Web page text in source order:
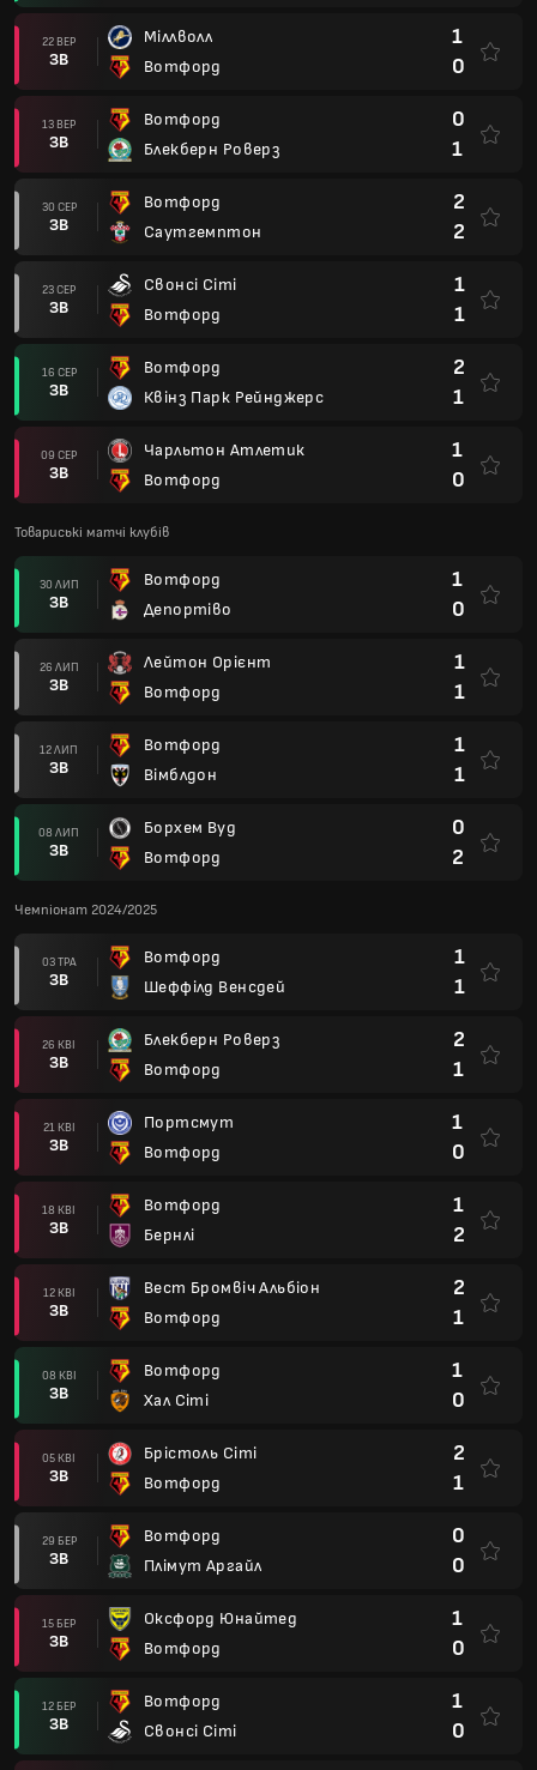
22 ВЕР
ЗВ
Міллволл
Вотфорд
1
0
13 ВЕР
ЗВ
Вотфорд
Блекберн Роверз
0
1
30 СЕР
ЗВ
Вотфорд
Саутгемптон
2
2
23 СЕР
ЗВ
Свонсі Сіті
Вотфорд
1
1
16 СЕР
ЗВ
Вотфорд
Квінз Парк Рейнджерс
2
1
09 СЕР
ЗВ
Чарльтон Атлетик
Вотфорд
1
0
Товариські матчі клубів
30 ЛИП
ЗВ
Вотфорд
Депортіво
1
0
26 ЛИП
ЗВ
Лейтон Орієнт
Вотфорд
1
1
12 ЛИП
ЗВ
Вотфорд
Вімблдон
1
1
08 ЛИП
ЗВ
Борхем Вуд
Вотфорд
0
2
Чемпіонат 2024/2025
03 ТРА
ЗВ
Вотфорд
Шеффілд Венсдей
1
1
26 КВІ
ЗВ
Блекберн Роверз
Вотфорд
2
1
21 КВІ
ЗВ
Портсмут
Вотфорд
1
0
18 КВІ
ЗВ
Вотфорд
Бернлі
1
2
12 КВІ
ЗВ
Вест Бромвіч Альбіон
Вотфорд
2
1
08 КВІ
ЗВ
Вотфорд
Хал Сіті
1
0
05 КВІ
ЗВ
Брістоль Сіті
Вотфорд
2
1
29 БЕР
ЗВ
Вотфорд
Плімут Аргайл
0
0
15 БЕР
ЗВ
Оксфорд Юнайтед
Вотфорд
1
0
12 БЕР
ЗВ
Вотфорд
Свонсі Сіті
1
0